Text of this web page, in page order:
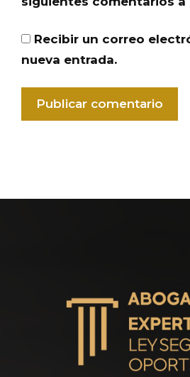
Recibir un correo
nueva entrada.